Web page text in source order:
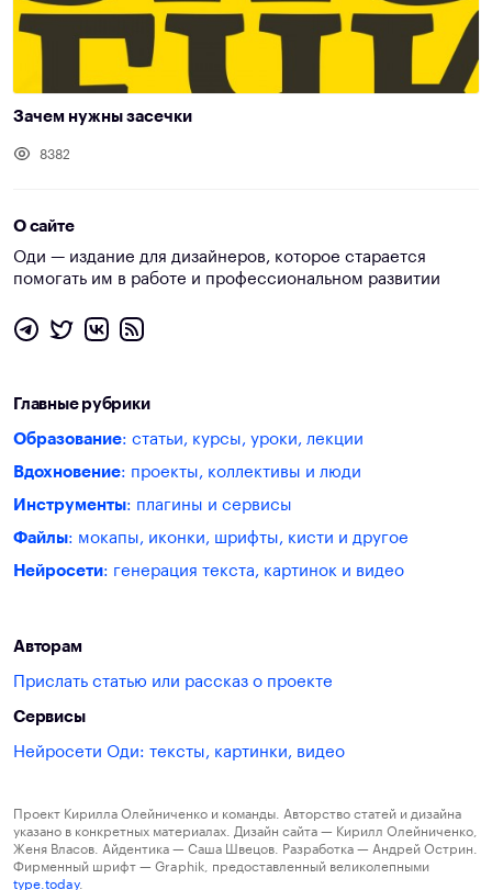
Зачем нужны засечки
8382
О сайте
Оди — издание для дизайнеров, которое старается
помогать им в работе и профессиональном развитии
Главные рубрики
Образование: статьи, курсы, уроки, лекции
Вдохновение: проекты, коллективы и люди
Инструменты: плагины и сервисы
Файлы: мокапы, иконки, шрифты, кисти и другое
Нейросети: генерация текста, картинок и видео
Авторам
Прислать статью или рассказ о проекте
Сервисы
Нейросети Оди: тексты, картинки, видео
Проект Кирилла Олейниченко и команды. Авторство статей и дизайна
указано в конкретных материалах. Дизайн сайта — Кирилл Олейниченко,
Женя Власов. Айдентика — Саша Швецов. Разработка — Андрей Острин.
Фирменный шрифт — Graphik, предоставленный великолепными
type.today.